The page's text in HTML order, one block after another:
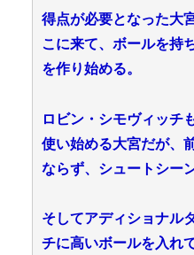
得点が必要となった大
こに来て、ボールを持
を作り始める。
ロビン・シモヴィッチ
使い始める大宮だが、
ならず、シュートシー
そしてアディショナル
チに高いボールを入れ